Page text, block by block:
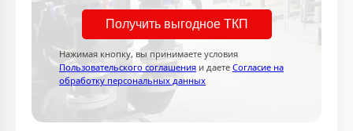
Получить выгодное ТКП
Нажимая кнопку, вы принимаете условия
Пользовательского соглашения и даете Согласие на
обработку персональных данных